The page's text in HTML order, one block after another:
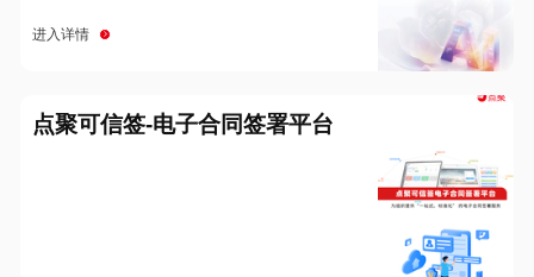
进入详情
点聚可信签-电子合同签署平台